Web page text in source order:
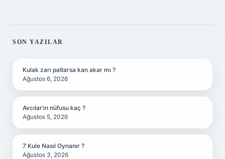
SIDEBAR
SON YAZILAR
Kulak zarı patlarsa kan akar mı ?
Ağustos 6, 2026
Avcılar’ın nüfusu kaç ?
Ağustos 5, 2026
7 Kule Nasıl Oynanır ?
Ağustos 3, 2026